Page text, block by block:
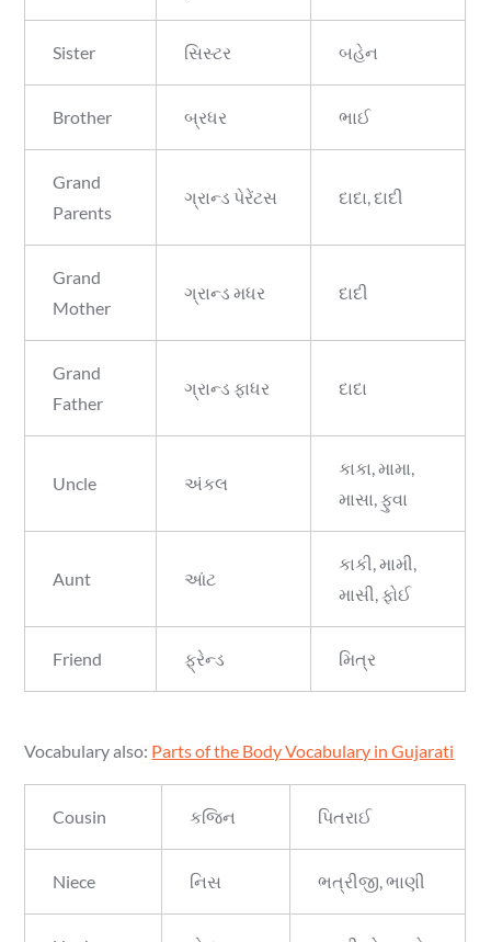
Sister સિસ્ટર બહેન
Brother બ્રધર ભાઈ
Grand
Parents
ગ્રાન્ડ પેરેંટસ દાદા, દાદી
Grand
Mother
ગ્રાન્ડ મધર દાદી
Grand
Father
ગ્રાન્ડ ફાધર દાદા
Uncle અંકલ
કાકા, મામા,
માસા, ફુવા
Aunt આંટ
કાકી, મામી,
માસી, ફોઈ
Friend ફ્રેન્ડ મિત્ર
Vocabulary also: Parts of the Body Vocabulary in Gujarati
Cousin કજિન પિતરાઈ
Niece નિસ ભત્રીજી, ભાણી